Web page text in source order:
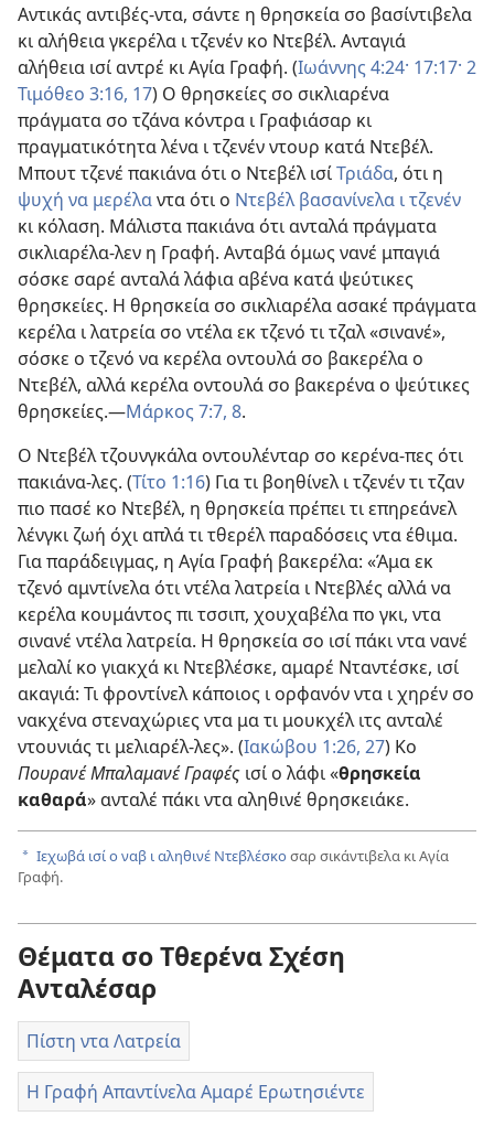
Αντικάς αντιβές-ντα, σάντε η θρησκεία σο βασίντιβελα
κι αλήθεια γκερέλα ι τζενέν κο Ντεβέλ. Ανταγιά
αλήθεια ισί αντρέ κι Αγία Γραφή. (Ιωάννης 4:24· 17:17· 2
Τιμόθεο 3:16, 17) Ο θρησκείες σο σικλιαρένα
πράγματα σο τζάνα κόντρα ι Γραφιάσαρ κι
πραγματικότητα λένα ι τζενέν ντουρ κατά Ντεβέλ.
Μπουτ τζενέ πακιάνα ότι ο Ντεβέλ ισίΤριάδα, ότι η
ψυχή να μερέλαντα ότι ο Ντεβέλ βασανίνελα ι τζενέν
κι κόλαση. Μάλιστα πακιάνα ότι ανταλά πράγματα
σικλιαρέλα-λεν η Γραφή. Ανταβά όμως νανέ μπαγιά
σόσκε σαρέ ανταλά λάφια αβένα κατά ψεύτικες
θρησκείες. Η θρησκεία σο σικλιαρέλα ασακέ πράγματα
κερέλα ι λατρεία σο ντέλα εκ τζενό τι τζαλ «σινανέ»,
σόσκε ο τζενό να κερέλα οντουλά σο βακερέλα ο
Ντεβέλ, αλλά κερέλα οντουλά σο βακερένα ο ψεύτικες
θρησκείες.—Μάρκος 7:7, 8.
Ο Ντεβέλ τζουνγκάλα οντουλένταρ σο κερένα-πες ότι
πακιάνα-λες. (Τίτο 1:16) Για τι βοηθίνελ ι τζενέν τι τζαν
πιο πασέ κο Ντεβέλ, η θρησκεία πρέπει τι επηρεάνελ
λένγκι ζωή όχι απλά τι τθερέλ παραδόσεις ντα έθιμα.
Για παράδειγμας, η Αγία Γραφή βακερέλα: «Άμα εκ
τζενό αμντίνελα ότι ντέλα λατρεία ι Ντεβλές αλλά να
κερέλα κουμάντος πι τσσιπ, χουχαβέλα πο γκι, ντα
σινανέ ντέλα λατρεία. Η θρησκεία σο ισί πάκι ντα νανέ
μελαλί κο γιακχά κι Ντεβλέσκε, αμαρέ Νταντέσκε, ισί
ακαγιά: Τι φροντίνελ κάποιος ι ορφανόν ντα ι χηρέν σο
νακχένα στεναχώριες ντα μα τι μουκχέλ ιτς ανταλέ
ντουνιάς τι μελιαρέλ-λες». (Ιακώβου 1:26, 27) Κο
Πουρανέ Μπαλαμανέ Γραφές ισί ο λάφι «θρησκεία
καθαρά» ανταλέ πάκι ντα αληθινέ θρησκειάκε.
a Ιεχωβά ισί ο ναβ ι αληθινέ Ντεβλέσκο σαρ σικάντιβελα κι Αγία
Γραφή.
Θέματα σο Τθερένα Σχέση
Ανταλέσαρ
Πίστη ντα Λατρεία
Η Γραφή Απαντίνελα Αμαρέ Ερωτησιέντε